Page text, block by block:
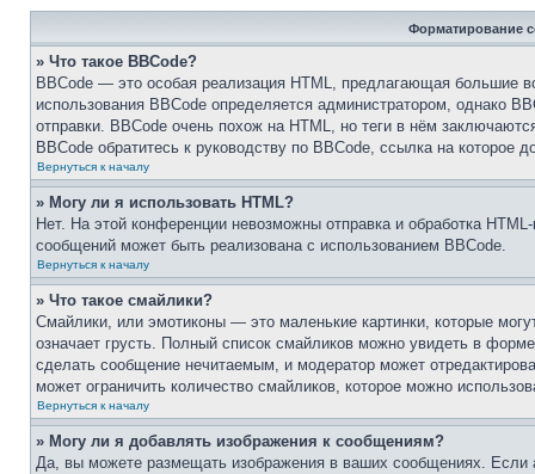
Форматирование
» Что такое BBCode?
BBCode — это особая реализация HTML, предлагающая большие
использования BBCode определяется администратором, однако
отправки. BBCode очень похож на HTML, но теги в нём
BBCode обратитесь к руководству по BBCode, ссылка на которое
Вернуться к началу
» Могу ли я использовать HTML?
Нет. На этой конференции невозможны отправка и обработка
сообщений может быть реализована с использованием BBCode.
Вернуться к началу
» Что такое смайлики?
Смайлики, или эмотиконы — это маленькие картинки, которые
означает грусть. Полный список смайликов можно увидеть в
сделать сообщение нечитаемым, и модератор может
может ограничить количество смайликов, которое можно
Вернуться к началу
» Могу ли я добавлять изображения к сообщениям?
Да, вы можете размещать изображения в ваших сообщениях. Если